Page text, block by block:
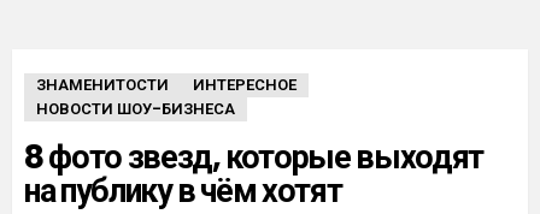
ЗНАМЕНИТОСТИ
ИНТЕРЕСНОЕ
НОВОСТИ ШОУ-БИЗНЕСА
8 фото звезд, которые выходят
на публику в чём хотят